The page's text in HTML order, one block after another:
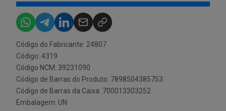
Código do Fabricante: 24807
Código: 4319
Código NCM: 39231090
Código de Barras do Produto: 7898504385753
Código de Barras da Caixa: 700013303252
Embalagem: UN